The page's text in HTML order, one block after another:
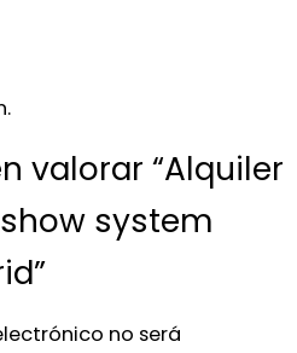
valorar “Alquiler
system
no será